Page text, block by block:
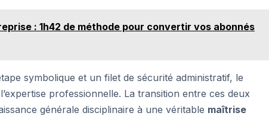
: 1h42 de méthode pour convertir vos abonnés
symbolique et un filet de sécurité administratif, le
professionnelle. La transition entre ces deux
générale disciplinaire à une véritable maîtrise